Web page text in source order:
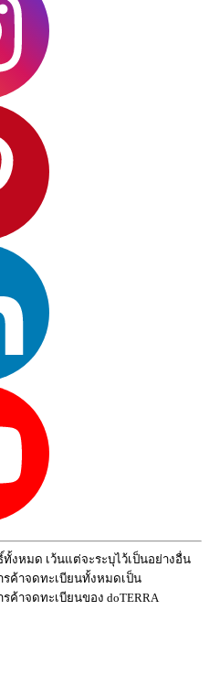
ทั้งหมด เว้นแต่จะระบุไว้เป็นอย่างอื่น
รค้าจดทะเบียนทั้งหมดเป็น
ค้าจดทะเบียนของ doTERRA